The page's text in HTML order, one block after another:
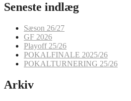
Seneste indlæg
Sæson 26/27
GF 2026
Playoff 25/26
POKALFINALE 2025/26
POKALTURNERING 25/26
Arkiv